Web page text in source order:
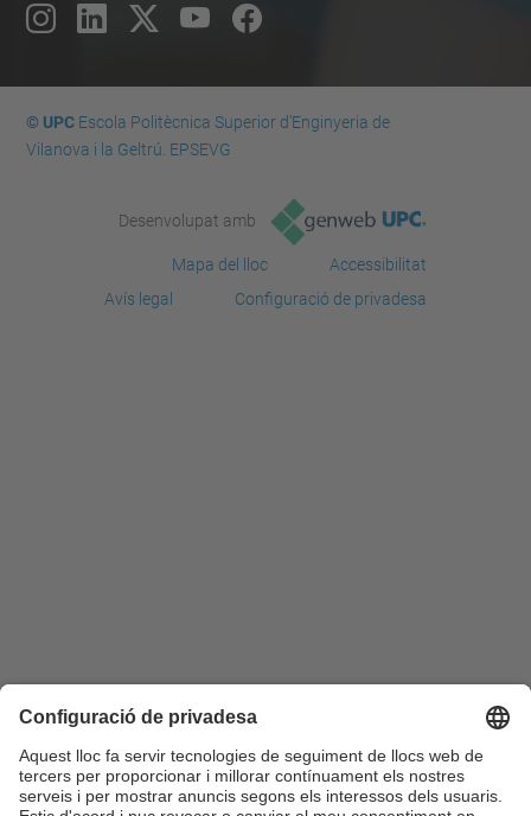
© UPCEscola Politècnica Superior d'Enginyeria de
Vilanova i la Geltrú. EPSEVG
Desenvolupat amb
Mapa del lloc
Accessibilitat
Avís legal
Configuració de privadesa